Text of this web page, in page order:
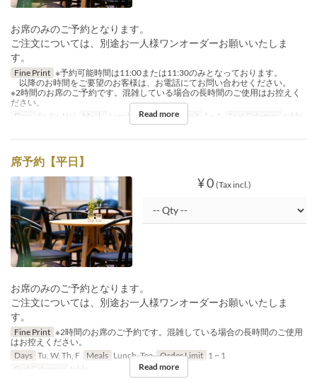
お席のみのご予約となります。
ご注文については、別途お一人様ワンオーダーお願いいたしま
す。
Fine Print ※予約可能時間は11:00または11:30のみとなっております。
以降のお時間をご要望のお客様は、お電話にてお問い合わせください。
※2時間のお席のご予約です。混雑している場合の長時間のご使用はお控えく
ださい。
Days
Sa, Su, Hol Meals Lunch, Tea Order Limit 1 ~ 1 Seat Category table
Read more
席予約【平日】
¥ 0 (Tax incl.)
お席のみのご予約となります。
ご注文については、別途お一人様ワンオーダーお願いいたしま
す。
Fine Print ※2時間のお席のご予約です。混雑している場合の長時間のご使用
はお控えください。
Days Tu, W, Th, F Meals Lunch, Tea Order Limit 1 ~ 1
Seat Category
table Read more